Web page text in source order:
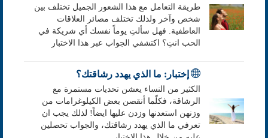
طريقة التعامل مع هذا الشعور الجميل تختلف بين
شخص وآخر ولذلك تختلف مصائر العلاقات
العاطفية. فهل سألتِ يوماً نفسك أي شريكة في
الحب انتِ؟ اكتشفي الجواب عبر هذا الاختبار
إختبار: ما الذي يهدد رشاقتك؟
الكثير من النساء يعشن تحديات مستمرة مع
الرشاقة، فكلّما أنقصن بعض الكيلوغرامات من
وزنهن استعدنها وزدن عليها ايضاً! لذلك يجب ان
تعرفي ما الذي يهدد رشاقتك، والجواب تحصلين